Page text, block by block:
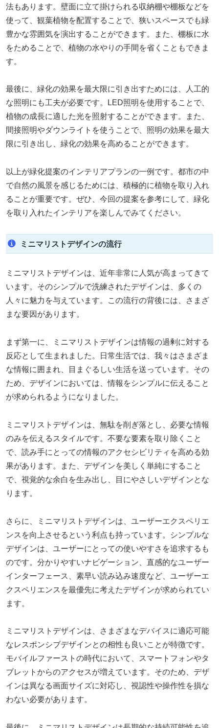
法もあります。壁面に立て掛けられる収納棚や棚板などを
使って、観葉植物を配置することで、狭いスペースでも緑
豊かな雰囲気を演出することができます。また、棚板に水
をためることで、植物の水やりの手間を省くこともできま
す。
最後に、緑化の効果を最大限に引き出すためには、人工的
な照明にも工夫が必要です。LED照明を使用することで、
植物の成長に適した光を照射することができます。また、
間接照明やダウンライトを使うことで、照明の効果を最大
限に引き出し、緑化の効果を高めることができます。
以上が緑化提案のインテリアプランの一例です。都市の中
で自然の風景を感じるためには、積極的に植物を取り入れ
ることが重要です。ぜひ、今回の提案を参考にして、緑化
を取り入れたインテリアを楽しんでみてください。
ミニマリストデザインの流行
ミニマリストデザインは、近年非常に人気が高まってきて
います。そのシンプルで洗練されたデザインは、多くの
人々に魅力を与えています。この流行の背後には、さまざ
まな要因があります。
まず第一に、ミニマリストデザインは情報の過剰に対する
反応として生まれました。日常生活では、我々はさまざま
な情報に囲まれ、目まぐるしい生活を送っています。その
ため、デザインにおいては、情報をシンプルに伝えること
が求められるようになりました。
ミニマリストデザインは、無駄を削ぎ落とし、必要な情報
のみを伝えるスタイルです。不要な要素を取り除くこと
で、読み手にとっての情報のアクセシビリティを高める効
果があります。また、デザインを美しく単純にすること
で、視覚的な余白を生み出し、目にやさしいデザインとな
ります。
さらに、ミニマリストデザインは、ユーザーエクスペリエ
ンスを向上させるという利点も持っています。シンプルな
デザインは、ユーザーにとっての使いやすさを追求するも
のです。分かりやすいナビゲーション、直感的なユーザー
インターフェース、素早い読み込み速度など、ユーザーエ
クスペリエンスを最優先に考えたデザインが求められてい
ます。
ミニマリストデザインは、さまざまなデバイスに適応可能
なレスポンシブデザインとの相性も良いことが特徴です。
モバイルファーストの時代において、スマートフォンやタ
ブレットからのアクセスが増えています。そのため、デザ
インは異なる画面サイズに対応し、視認性や操作性を損な
わない必要があります。